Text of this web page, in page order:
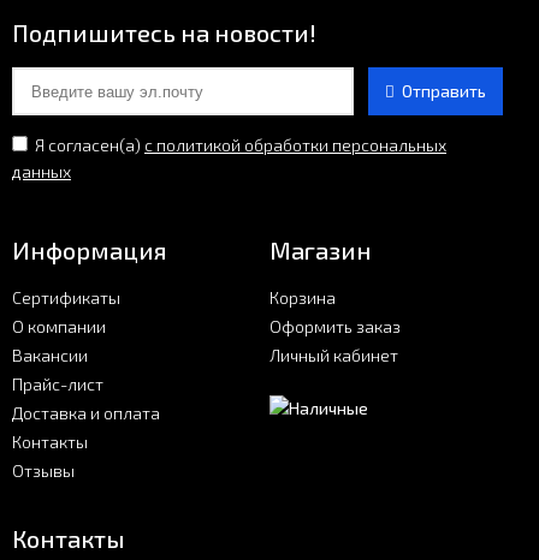
Подпишитесь на новости!
Отправить
Я согласен(a) с политикой обработки персональных
данных
Информация
Сертификаты
О компании
Вакансии
Прайс-лист
Доставка и оплата
Контакты
Отзывы
Магазин
Корзина
Оформить заказ
Личный кабинет
Контакты